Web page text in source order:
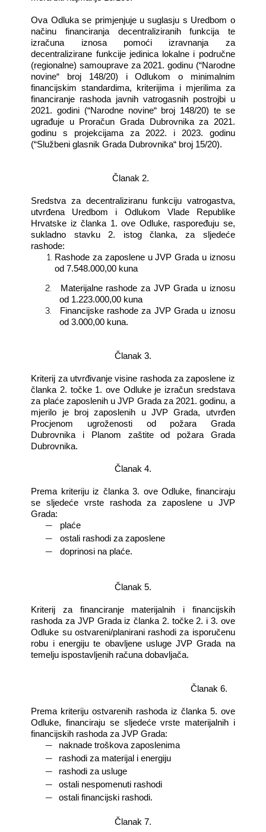
Ova Odluka se primjenjuje u suglasju s Uredbom o
načinu financiranja decentraliziranih funkcija te
izračuna iznosa pomoći izravnanja za
decentralizirane funkcije jedinica lokalne i područne
(regionalne) samouprave za 2021. godinu (“Narodne
novine“ broj 148/20) i Odlukom o minimalnim
financijskim standardima, kriterijima i mjerilima za
financiranje rashoda javnih vatrogasnih postrojbi u
2021. godini (“Narodne novine“ broj 148/20) te se
ugrađuje u Proračun Grada Dubrovnika za 2021.
godinu s projekcijama za 2022. i 2023. godinu
(“Službeni glasnik Grada Dubrovnika“ broj 15/20).
Članak 2.
Sredstva za decentraliziranu funkciju vatrogastva,
utvrđena Uredbom i Odlukom Vlade Republike
Hrvatske iz članka 1. ove Odluke, raspoređuju se,
sukladno stavku 2. istog članka, za sljedeće
rashode:
Rashode za zaposlene u JVP Grada u iznosu
od 7.548.000,00 kuna
2.
Materijalne rashode za JVP Grada u iznosu
od 1.223.000,00 kuna
3.
Financijske rashode za JVP Grada u iznosu
od 3.000,00 kuna.
Članak 3.
Kriterij za utvrđivanje visine rashoda za zaposlene iz
članka 2. točke 1. ove Odluke je izračun sredstava
za plaće zaposlenih u JVP Grada za 2021. godinu, a
mjerilo je broj zaposlenih u JVP Grada, utvrđen
Procjenom ugroženosti od požara Grada
Dubrovnika i Planom zaštite od požara Grada
Dubrovnika.
Članak 4.
Prema kriteriju iz članka 3. ove Odluke, financiraju
se sljedeće vrste rashoda za zaposlene u JVP
Grada:
― plaće
― ostali rashodi za zaposlene
― doprinosi na plaće.
Članak 5.
Kriterij za financiranje materijalnih i financijskih
rashoda za JVP Grada iz članka 2. točke 2. i 3. ove
Odluke su ostvareni/planirani rashodi za isporučenu
robu i energiju te obavljene usluge JVP Grada na
temelju ispostavljenih računa dobavljača.
Članak 6.
Prema kriteriju ostvarenih rashoda iz članka 5. ove
Odluke, financiraju se sljedeće vrste materijalnih i
financijskih rashoda za JVP Grada:
― naknade troškova zaposlenima
― rashodi za materijal i energiju
― rashodi za usluge
― ostali nespomenuti rashodi
― ostali financijski rashodi.
Članak 7.